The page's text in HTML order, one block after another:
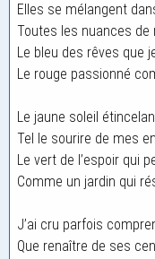
Elles se mélangent
Toutes les nuances de
Le bleu des rêves que
Le rouge passionné
Le jaune soleil
Tel le sourire de mes
Le vert de l’espoir qui
Comme un jardin qui
J’ai cru parfois
Que renaître de ses